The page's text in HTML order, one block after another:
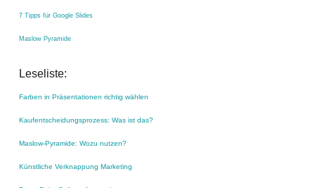
7 Tipps für Google Slides
Maslow Pyramide
Leseliste:
Farben in Präsentationen richtig wählen
Kaufentscheidungsprozess: Was ist das?
Maslow-Pyramide: Wozu nutzen?
Künstliche Verknappung Marketing